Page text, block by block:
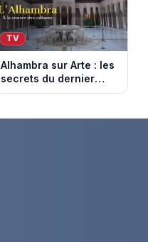
TV
Alhambra sur Arte : les
secrets du dernier
sultanat musulman